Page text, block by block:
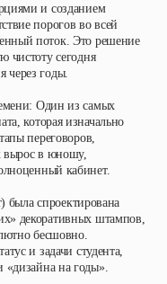
и созданием
порогов во всей
поток. Это решение
чистоту сегодня
через годы.
: Один из самых
которая изначально
переговоров,
вырос в юношу,
кабинет.
была спроектирована
декоративных штампов,
бесшовно.
и задачи студента,
«дизайна на годы».